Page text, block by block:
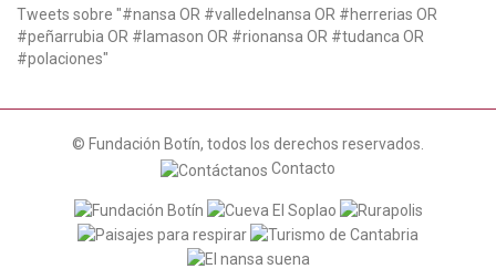
Tweets sobre "#nansa OR #valledelnansa OR #herrerias OR
#peñarrubia OR #lamason OR #rionansa OR #tudanca OR
#polaciones"
© Fundación Botín, todos los derechos reservados.
Contacto